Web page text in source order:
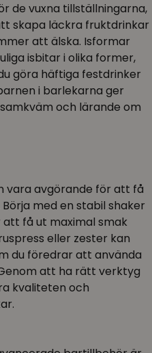
de vuxna tillställningarna,
skapa läckra fruktdrinkar
att älska. Isformar
isbitar i olika former,
göra häftiga festdrinker
i barlekarna ger
och lärande om
vara avgörande för att få
med en stabil shaker
få ut maximal smak
eller zester kan
du föredrar att använda
att ha rätt verktyg
kvaliteten och